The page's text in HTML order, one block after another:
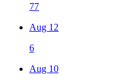
77
Aug 12
6
Aug 10